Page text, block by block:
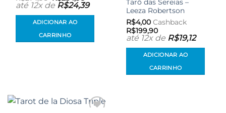
preço
original
era:
R$274,90.
preço
atual
é:
até 12x de R$24,39
ADICIONAR AO
CARRINHO
Tarô das Sereias –
Leeza Robertson
R$4,00 Cashback
R$199,90
até 12x de R$19,12
ADICIONAR AO
CARRINHO